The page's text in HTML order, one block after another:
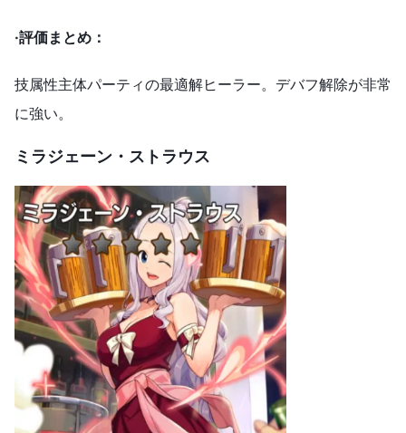
·評価まとめ：
技属性主体パーティの最適解ヒーラー。デバフ解除が非常
に強い。
ミラジェーン・ストラウス